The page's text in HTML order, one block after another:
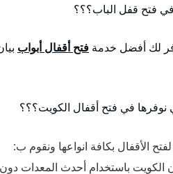
فتح قفل الباب؟؟؟
لك أفضل خدمة فتح أقفال أبواب
نوفرها في فتح أقفال الكويت؟؟؟
الأقفال بكافة انواعها ونقوم ب:
الكويت باستخدام أحدث المعدات